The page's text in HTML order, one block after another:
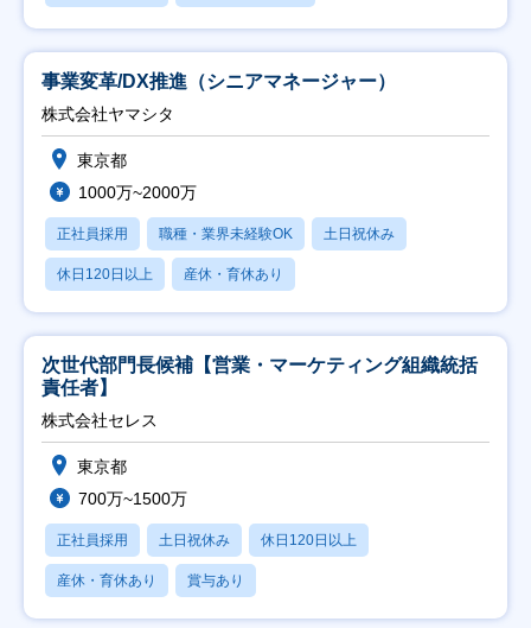
事業変革/DX推進（シニアマネージャー）
株式会社ヤマシタ
東京都
1000万~2000万
正社員採用 職種・業界未経験OK 土日祝休み
休日120日以上 産休・育休あり
次世代部門長候補【営業・マーケティング組織統括
責任者】
株式会社セレス
東京都
700万~1500万
正社員採用 土日祝休み 休日120日以上
産休・育休あり 賞与あり